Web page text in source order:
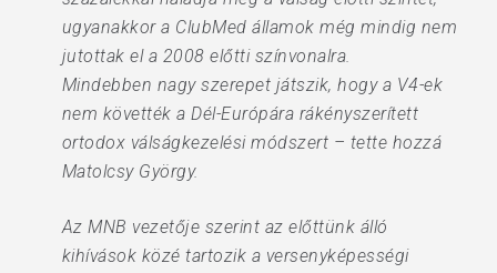
ugyanakkor a ClubMed államok még mindig nem
jutottak el a 2008 előtti színvonalra.
Mindebben nagy szerepet játszik, hogy a V4-ek
nem követték a Dél-Európára rákényszerített
ortodox válságkezelési módszert – tette hozzá
Matolcsy György.
Az MNB vezetője szerint az előttünk álló
kihívások közé tartozik a versenyképességi